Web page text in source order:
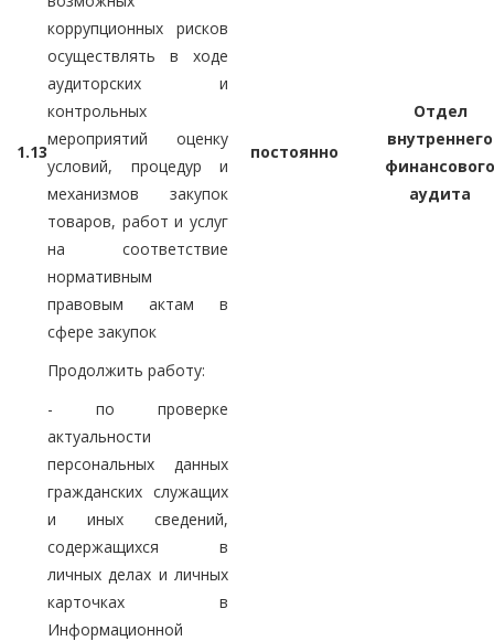
1.13
коррупционных рисков
осуществлять в ходе
аудиторских и
контрольных
мероприятий оценку
условий, процедур и
механизмов закупок
товаров, работ и услуг
на соответствие
нормативным
правовым актам в
сфере закупок
постоянно
Отдел
внутреннего
финансового
аудита
Продолжить работу:
- по проверке
актуальности
персональных данных
гражданских служащих
и иных сведений,
содержащихся в
личных делах и личных
карточках в
Информационной